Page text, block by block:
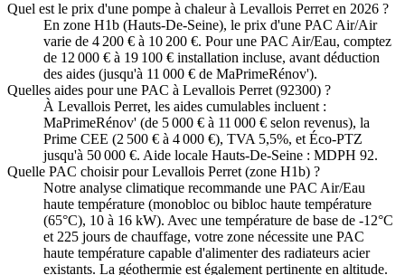
Quel est le prix d'une pompe à chaleur à Levallois Perret en 2026 ?
En zone H1b (Hauts-De-Seine), le prix d'une PAC Air/Air
varie de 4 200 € à 10 200 €. Pour une PAC Air/Eau, comptez
de 12 000 € à 19 100 € installation incluse, avant déduction
des aides (jusqu'à 11 000 € de MaPrimeRénov').
Quelles aides pour une PAC à Levallois Perret (92300) ?
À Levallois Perret, les aides cumulables incluent :
MaPrimeRénov' (de 5 000 € à 11 000 € selon revenus), la
Prime CEE (2 500 € à 4 000 €), TVA 5,5%, et Éco-PTZ
jusqu'à 50 000 €. Aide locale Hauts-De-Seine : MDPH 92.
Quelle PAC choisir pour Levallois Perret (zone H1b) ?
Notre analyse climatique recommande une PAC Air/Eau
haute température (monobloc ou bibloc haute température
(65°C), 10 à 16 kW). Avec une température de base de -12°C
et 225 jours de chauffage, votre zone nécessite une PAC
haute température capable d'alimenter des radiateurs acier
existants. La géothermie est également pertinente en altitude.